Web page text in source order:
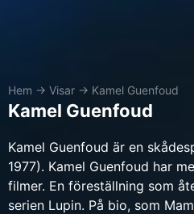
Hem → Visar → Kamel Guenfoud
Kamel Guenfoud
Kamel Guenfoud är en
1977). Kamel Guenfoud har
filmer. En föreställning som
serien Lupin. På bio, som